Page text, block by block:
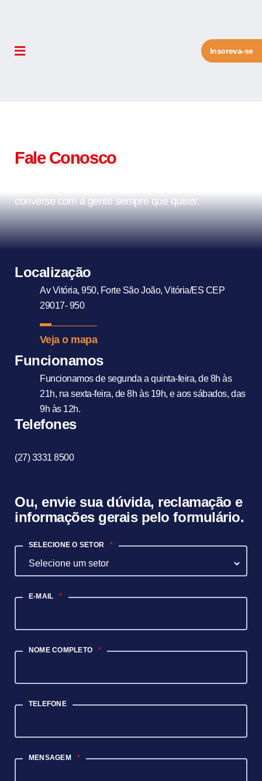
Inscreva-se
Fale Conosco
converse com a gente sempre que quiser.
Localização
Av Vitória, 950, Forte São João,Vitória/ES CEP
29017- 950
Veja o mapa
Funcionamos
Funcionamos de segunda a quinta-feira, de 8h às
21h, na sexta-feira, de 8h às 19h, e aos sábados, das
9h às 12h.
Telefones
(27) 3331 8500
Ou, envie sua dúvida, reclamação e
informações gerais pelo formulário.
SELECIONE O SETOR *
E-MAIL *
NOME COMPLETO *
TELEFONE
MENSAGEM *